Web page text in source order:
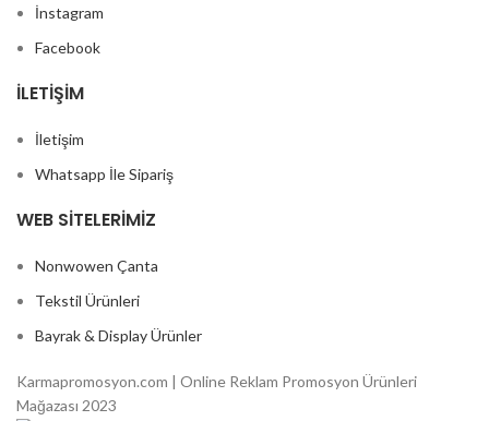
İnstagram
Facebook
İLETIŞIM
İletişim
Whatsapp İle Sipariş
WEB SITELERIMIZ
Nonwowen Çanta
Tekstil Ürünleri
Bayrak & Display Ürünler
Karmapromosyon.com | Online Reklam Promosyon Ürünleri
Mağazası 2023